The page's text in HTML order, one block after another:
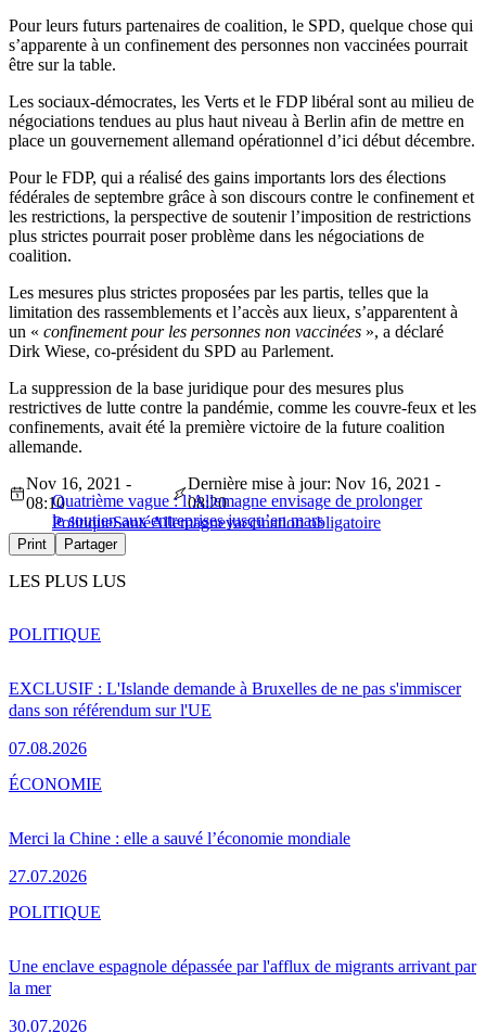
Pour leurs futurs partenaires de coalition, le SPD, quelque chose qui
s’apparente à un confinement des personnes non vaccinées pourrait
être sur la table.
Les sociaux-démocrates, les Verts et le FDP libéral sont au milieu de
négociations tendues au plus haut niveau à Berlin afin de mettre en
place un gouvernement allemand opérationnel d’ici début décembre.
Pour le FDP, qui a réalisé des gains importants lors des élections
fédérales de septembre grâce à son discours contre le confinement et
les restrictions, la perspective de soutenir l’imposition de restrictions
plus strictes pourrait poser problème dans les négociations de
coalition.
Les mesures plus strictes proposées par les partis, telles que la
limitation des rassemblements et l’accès aux lieux, s’apparentent à
un « confinement pour les personnes non vaccinées », a déclaré
Dirk Wiese, co-président du SPD au Parlement.
La suppression de la base juridique pour des mesures plus
restrictives de lutte contre la pandémie, comme les couvre-feux et les
confinements, avait été la première victoire de la future coalition
allemande.
Quatrième vague : l’Allemagne envisage de prolonger
le soutien aux entreprises jusqu’en mars
Nov 16, 2021 -
08:10
Dernière mise à jour: Nov 16, 2021 -
08:20
PolitiqueSantéAllemagnevaccination obligatoire
Print Partager
LES PLUS LUS
EXCLUSIF : L'Islande demande à Bruxelles de ne pas s'immiscer
dans son référendum sur l'UE
07.08.2026
POLITIQUE
Merci la Chine : elle a sauvé l’économie mondiale
27.07.2026
ÉCONOMIE
Une enclave espagnole dépassée par l'afflux de migrants arrivant par
la mer
30.07.2026
POLITIQUE